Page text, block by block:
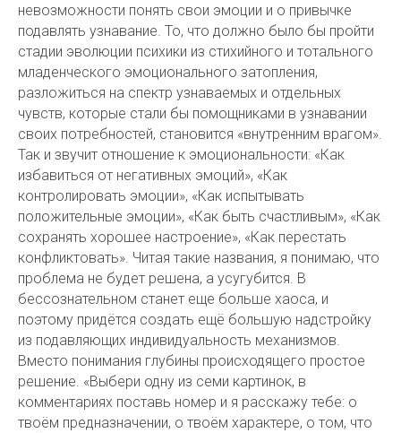
невозможности понять свои эмоции и о привычке
подавлять узнавание. То, что должно было бы пройти
стадии эволюции психики из стихийного и тотального
младенческого эмоционального затопления,
разложиться на спектр узнаваемых и отдельных
чувств, которые стали бы помощниками в узнавании
своих потребностей, становится «внутренним врагом».
Так и звучит отношение к эмоциональности: «Как
избавиться от негативных эмоций», «Как
контролировать эмоции», «Как испытывать
положительные эмоции», «Как быть счастливым», «Как
сохранять хорошее настроение», «Как перестать
конфликтовать». Читая такие названия, я понимаю, что
проблема не будет решена, а усугубится. В
бессознательном станет еще больше хаоса, и
поэтому придётся создать ещё большую надстройку
из подавляющих индивидуальность механизмов.
Вместо понимания глубины происходящего простое
решение. «Выбери одну из семи картинок, в
комментариях поставь номер и я расскажу тебе: о
твоём предназначении, о твоём характере, о том, что